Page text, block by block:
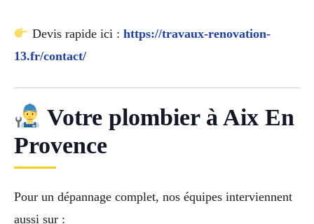
Devis rapide ici : https://travaux-renovation-
13.fr/contact/
Votre plombier à Aix En
Provence
Pour un dépannage complet, nos équipes interviennent
aussi sur :